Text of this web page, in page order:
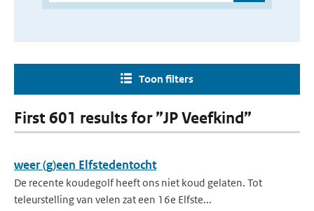
Toon filters
First 601 results for ”JP Veefkind”
weer (g)een Elfstedentocht
De recente koudegolf heeft ons niet koud gelaten. Tot
teleurstelling van velen zat een 16e Elfste...